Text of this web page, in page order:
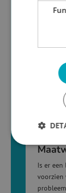

Alle
maar

Is er
voorzien